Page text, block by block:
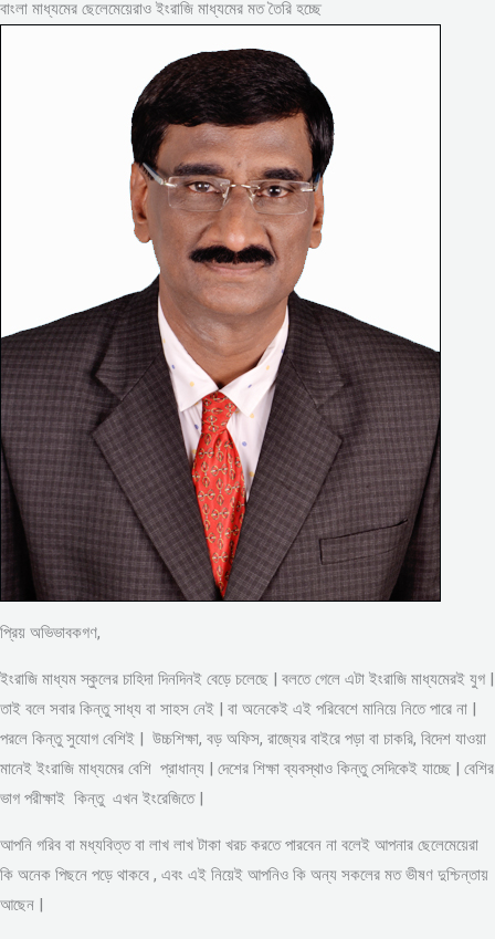
বাংলা মাধ্যমের ছেলেমেয়েরাও ইংরাজি মাধ্যমের মত তৈরি হচ্ছে
প্রিয় অভিভাবকগণ,
ইংরাজি মাধ্যম স্কুলের চাহিদা দিনদিনই বেড়ে চলেছে | বলতে গেলে এটা ইংরাজি মাধ্যমেরই যুগ |
তাই বলে সবার কিন্তু সাধ্য বা সাহস নেই | বা অনেকেই এই পরিবেশে মানিয়ে নিতে পারে না |
পরলে কিন্তু সুযোগ বেশিই | উচ্চশিক্ষা, বড় অফিস, রাজ্যের বাইরে পড়া বা চাকরি, বিদেশ যাওয়া
মানেই ইংরাজি মাধ্যমের বেশি প্রাধান্য | দেশের শিক্ষা ব্যবস্থাও কিন্তু সেদিকেই যাচ্ছে | বেশির
ভাগ পরীক্ষাই কিন্তু এখন ইংরেজিতে |
আপনি গরিব বা মধ্যবিত্ত বা লাখ লাখ টাকা খরচ করতে পারবেন না বলেই আপনার ছেলেমেয়েরা
কি অনেক পিছনে পড়ে থাকবে , এবং এই নিয়েই আপনিও কি অন্য সকলের মত ভীষণ দুশ্চিন্তায়
আছেন |